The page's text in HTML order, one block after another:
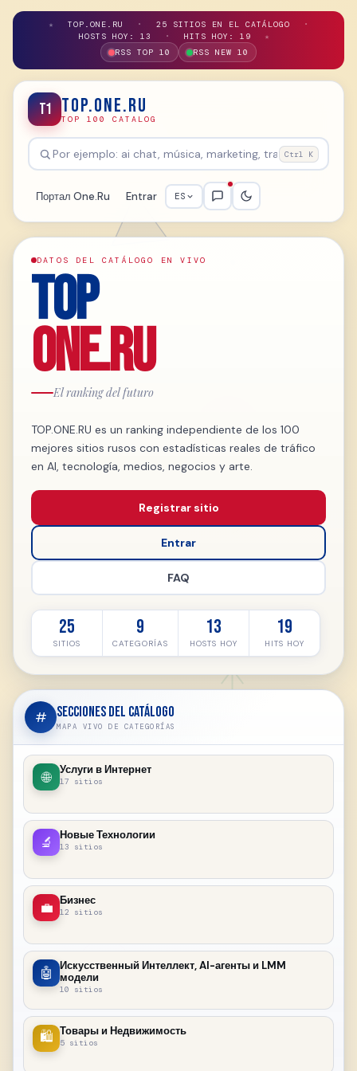
★ TOP.ONE.RU • 25 SITIOS EN EL CATÁLOGO
•
HOSTS HOY: 13
• HITS HOY: 19
★
RSS TOP 10
RSS NEW 10
T1 TOP.ONE.RU
TOP 100 CATALOG
Ctrl K
Портал One.Ru Entrar ES
DATOS DEL CATÁLOGO EN VIVO
TOP
ONE.RU
El ranking del futuro
TOP.ONE.RU es un ranking independiente de los 100
mejores sitios rusos con estadísticas reales de tráfico
en AI, tecnología, medios, negocios y arte.
Registrar sitio
Entrar
FAQ
25
SITIOS
9
CATEGORÍAS
13
HOSTS HOY
19
HITS HOY
# Secciones del catálogo
MAPA VIVO DE CATEGORÍAS
🌐 Услуги в Интернет
17 sitios
🔬 Новые Технологии
13 sitios
💼 Бизнес
12 sitios
🤖
Искусственный Интеллект, AI-агенты и LMM
модели
10 sitios
🛍 Товары и Недвижимость
5 sitios